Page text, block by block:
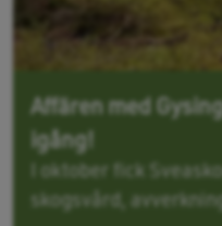
Affären med
igång!
I oktober fick
skogsvård,